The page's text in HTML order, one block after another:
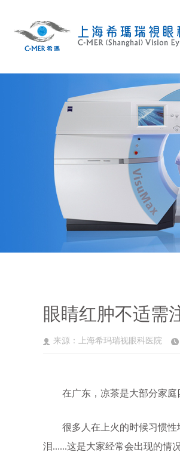
眼睛红肿不适需
来源：上海希玛瑞视眼科医院
在广东，凉茶是大部分家庭
很多人在上火的时候习惯性
泪......这是大家经常会出现的情